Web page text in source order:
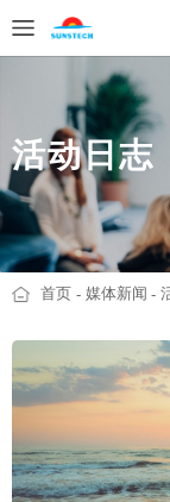
活动日志
首页 媒体新闻